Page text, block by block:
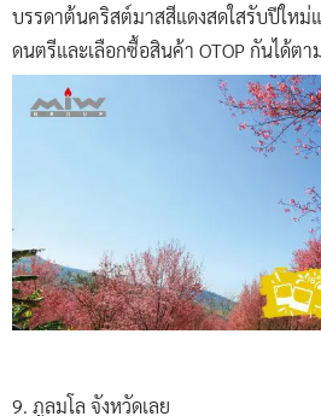
บรรดาต้นคริสต์มาสสีแดงสดใสรับปีใหม่
ดนตรีและเลือกซื้อสินค้า OTOP กันได้ตา
9. ภูลมโล จังหวัดเลย